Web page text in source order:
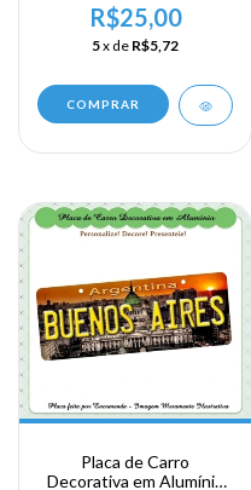
Viagem a Argentina -
Buenos Aires
R$25,00
5x de R$5,72
COMPRAR
Placa de Carro
Decorativa em Alumínio